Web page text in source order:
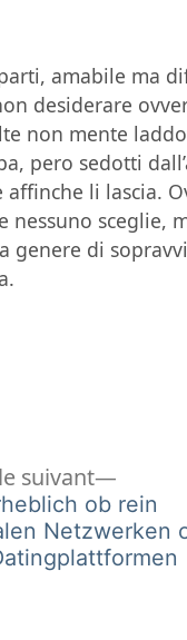
amabile ma
desiderare
non mente
pero sedotti
li lascia.
sceglie,
di
suivant
suivant :
ob rein
Netzwerken